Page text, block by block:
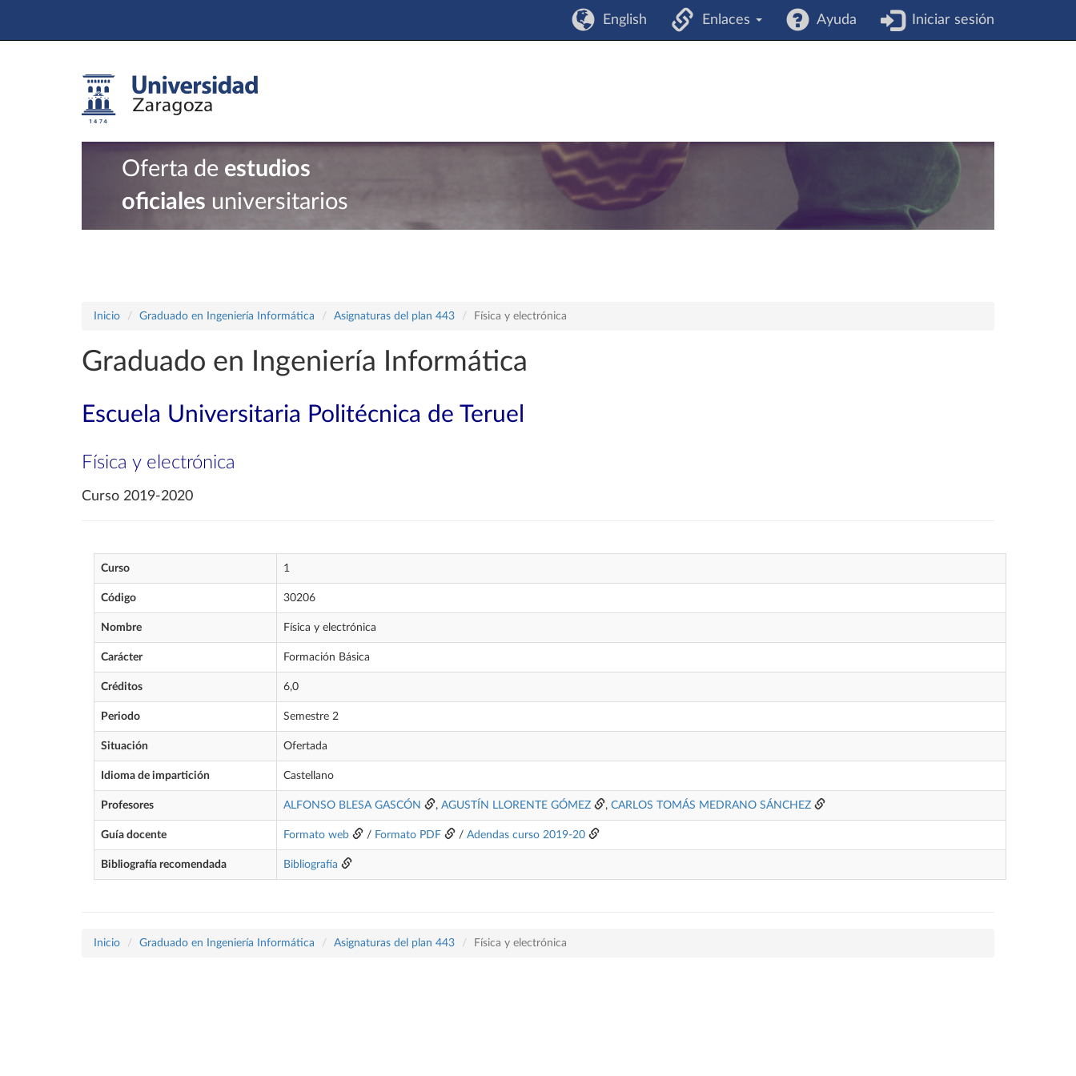
English Enlaces Ayuda Iniciar sesión
Oferta de estudios
oficiales universitarios
Inicio Graduado en Ingeniería Informática Asignaturas del plan 443 Física y electrónica
Graduado en Ingeniería Informática
Escuela Universitaria Politécnica de Teruel
Física y electrónica
Curso 2019-2020
Curso 1
Código 30206
Nombre Física y electrónica
Carácter Formación Básica
Créditos 6,0
Periodo Semestre 2
Situación Ofertada
Idioma de impartición Castellano
Profesores ALFONSO BLESA GASCÓN , AGUSTÍN LLORENTE GÓMEZ , CARLOS TOMÁS MEDRANO SÁNCHEZ
Guía docente Formato web / Formato PDF / Adendas curso 2019-20
Bibliografía recomendada Bibliografía
Inicio Graduado en Ingeniería Informática Asignaturas del plan 443 Física y electrónica